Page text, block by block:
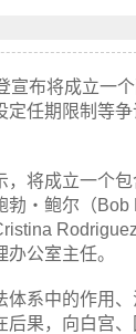
布将成立一个
任期限制等
将成立一个包
・鲍尔（
公室主任。
中的作用、
果，向白宫